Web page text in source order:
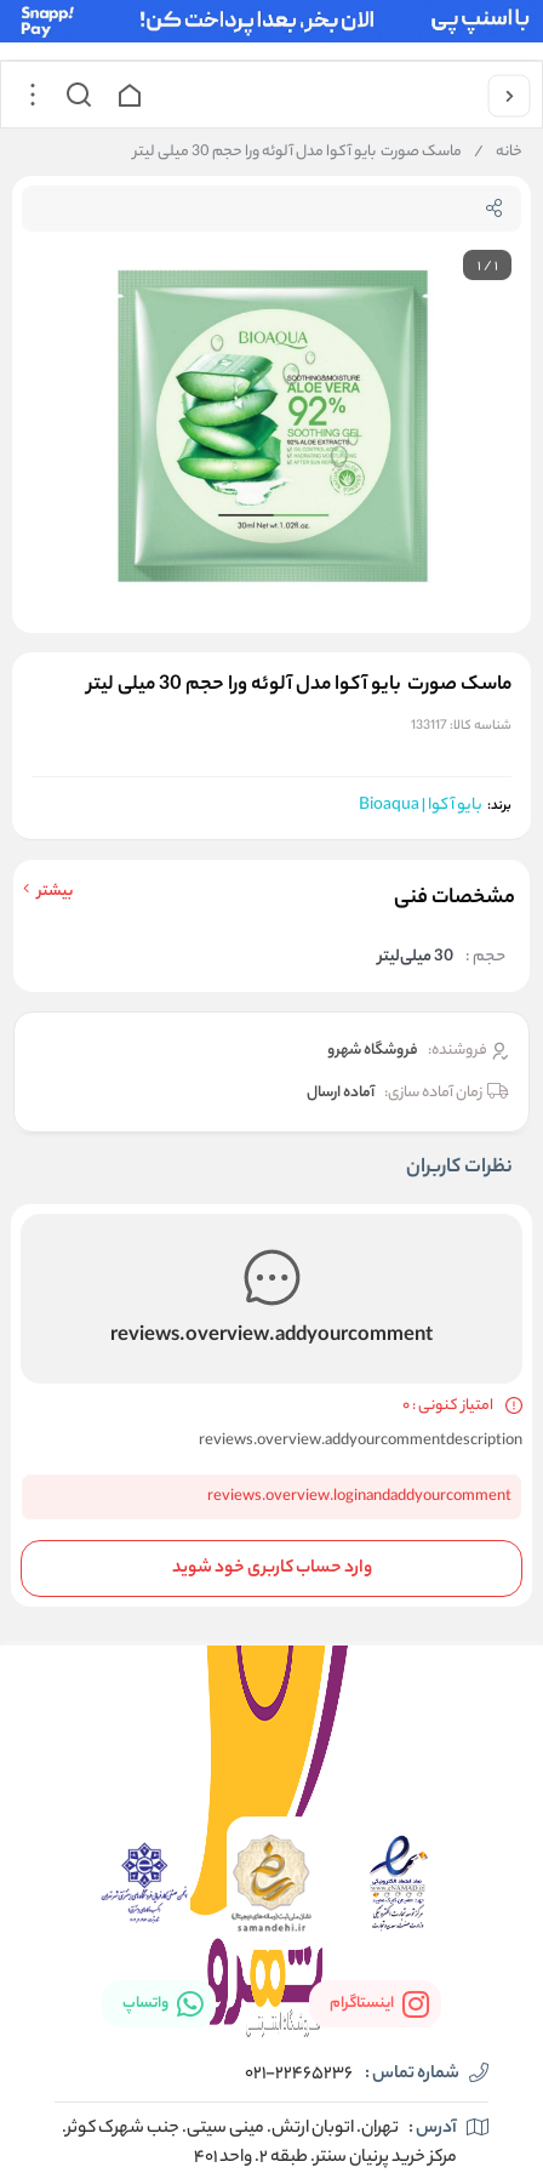
خانه / ماسک صورت بایو آکوا مدل آلوئه ورا حجم 30 میلی لیتر
1/1
ماسک صورت بایو آکوا مدل آلوئه ورا حجم 30 میلی لیتر
شناسه کالا: 133117
برند: بایو آکوا | Bioaqua
مشخصات فنی بیشتر
حجم : 30 میلی‌لیتر
فروشنده: فروشگاه شهرو
زمان آماده سازی: آماده ارسال
نظرات کاربران
reviews.overview.addyourcomment
امتیاز کنونی : 0
reviews.overview.addyourcommentdescription
reviews.overview.loginandaddyourcomment
وارد حساب کاربری خود شوید
اینستاگرام واتساپ
شماره تماس : 021-22465236
آدرس : تهران. اتوبان ارتش. مینی سیتی. جنب شهرک کوثر.
مرکز خرید پرنیان سنتر. طبقه ۲. واحد ۴۰۱